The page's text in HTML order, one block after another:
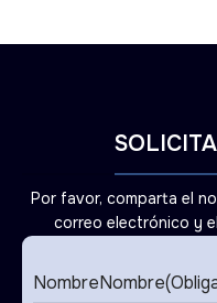
Por favor, comparta el
correo electrónico y
NombreNombre